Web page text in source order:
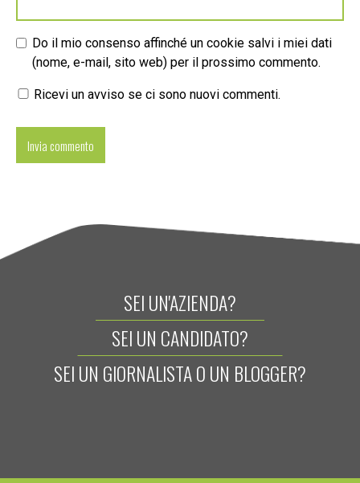
Do il mio consenso affinché un cookie salvi i miei dati
(nome, e-mail, sito web) per il prossimo commento.
Ricevi un avviso se ci sono nuovi commenti.
SEI UN'AZIENDA?
SEI UN CANDIDATO?
SEI UN GIORNALISTA O UN BLOGGER?